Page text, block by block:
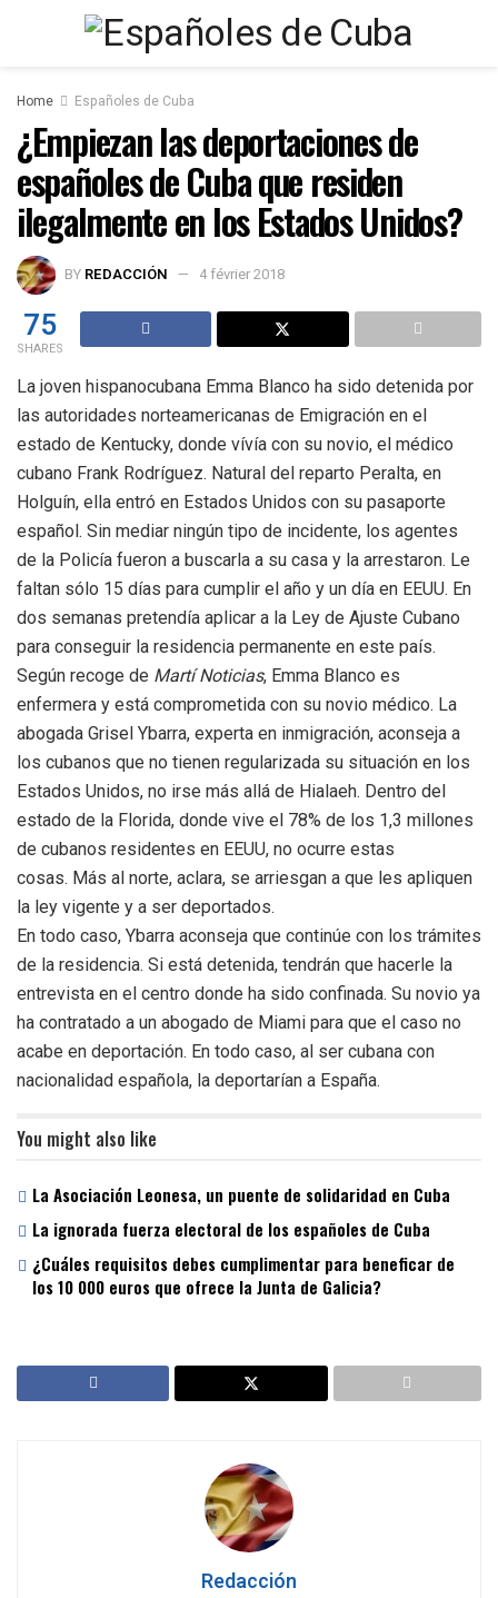
Home Españoles de Cuba
¿Empiezan las deportaciones de
españoles de Cuba que residen
ilegalmente en los Estados Unidos?
BY REDACCIÓN 4 février 2018
75
SHARES
La joven hispanocubana Emma Blanco ha sido detenida por
las autoridades norteamericanas de Emigración en el
estado de Kentucky, donde vívía con su novio, el médico
cubano Frank Rodríguez. Natural del reparto Peralta, en
Holguín, ella entró en Estados Unidos con su pasaporte
español. Sin mediar ningún tipo de incidente, los agentes
de la Policía fueron a buscarla a su casa y la arrestaron. Le
faltan sólo 15 días para cumplir el año y un día en EEUU. En
dos semanas pretendía aplicar a la Ley de Ajuste Cubano
para conseguir la residencia permanente en este país.
Según recoge de Martí Noticias, Emma Blanco es
enfermera y está comprometida con su novio médico. La
abogada Grisel Ybarra, experta en inmigración, aconseja a
los cubanos que no tienen regularizada su situación en los
Estados Unidos, no irse más allá de Hialaeh. Dentro del
estado de la Florida, donde vive el 78% de los 1,3 millones
de cubanos residentes en EEUU, no ocurre estas
cosas. Más al norte, aclara, se arriesgan a que les apliquen
la ley vigente y a ser deportados.
En todo caso, Ybarra aconseja que continúe con los trámites
de la residencia. Si está detenida, tendrán que hacerle la
entrevista en el centro donde ha sido confinada. Su novio ya
ha contratado a un abogado de Miami para que el caso no
acabe en deportación. En todo caso, al ser cubana con
nacionalidad española, la deportarían a España.
You might also like
La Asociación Leonesa, un puente de solidaridad en Cuba
La ignorada fuerza electoral de los españoles de Cuba
¿Cuáles requisitos debes cumplimentar para beneficar de
los 10 000 euros que ofrece la Junta de Galicia?
Redacción